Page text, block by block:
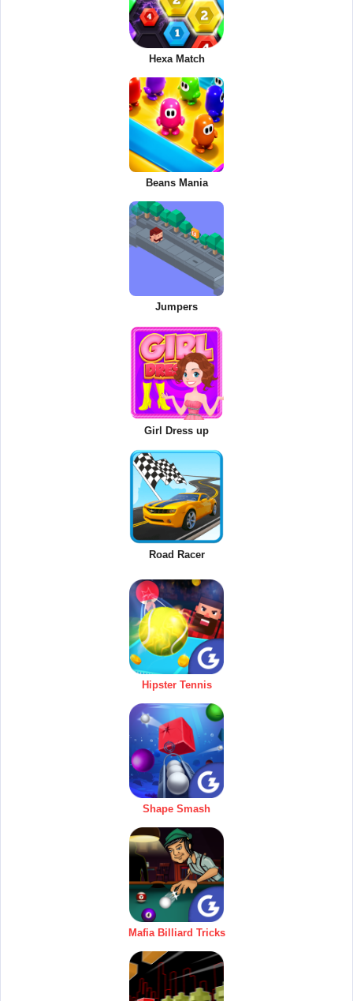
Hexa Match
Beans Mania
Jumpers
Girl Dress up
Road Racer
Hipster Tennis
Shape Smash
Mafia Billiard Tricks